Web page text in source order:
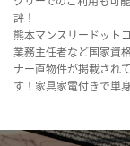
評！
熊本マンスリードット
業務主任者など国家資
ナー直物件が掲載され
す！家具家電付きで単